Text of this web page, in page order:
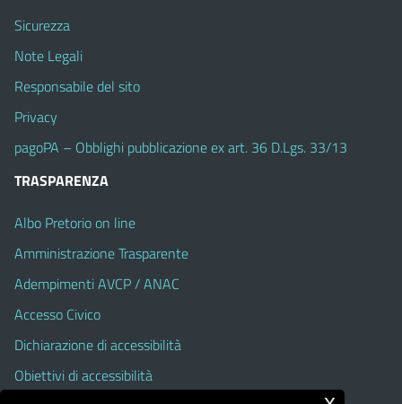
Sicurezza
Note Legali
Responsabile del sito
Privacy
pagoPA – Obblighi pubblicazione ex art. 36 D.Lgs. 33/13
TRASPARENZA
Albo Pretorio on line
Amministrazione Trasparente
Adempimenti AVCP / ANAC
Accesso Civico
Dichiarazione di accessibilità
Obiettivi di accessibilità